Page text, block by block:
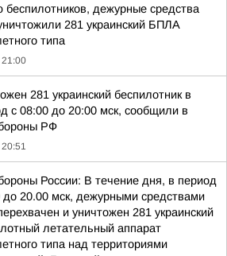
беспилотников, дежурные средства
281 украинский БПЛА
типа
21:00
281 украинский беспилотник в
с 08:00 до 20:00 мск, сообщили в
РФ
России: В течение дня, в период
до 20.00 мск, дежурными средствами
и уничтожен 281 украинский
летательный аппарат
типа над территориями